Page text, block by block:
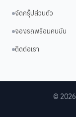
จัดกรุ๊ปส่วนตัว
จองรถพร้อมคนขับ
ติดต่อเรา
© 2026